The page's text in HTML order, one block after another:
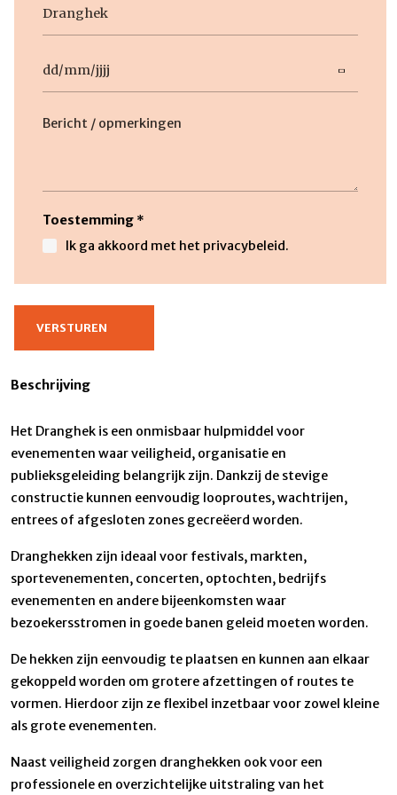
titel
DD
slash
MM
Beschrijving
Toestemming *
Ik ga akkoord met het privacybeleid.
Beschrijving
Het Dranghek is een onmisbaar hulpmiddel voor
evenementen waar veiligheid, organisatie en
publieksgeleiding belangrijk zijn. Dankzij de stevige
constructie kunnen eenvoudig looproutes, wachtrijen,
entrees of afgesloten zones gecreëerd worden.
Dranghekken zijn ideaal voor festivals, markten,
sportevenementen, concerten, optochten, bedrijfs
evenementen en andere bijeenkomsten waar
bezoekersstromen in goede banen geleid moeten worden.
De hekken zijn eenvoudig te plaatsen en kunnen aan elkaar
gekoppeld worden om grotere afzettingen of routes te
vormen. Hierdoor zijn ze flexibel inzetbaar voor zowel kleine
als grote evenementen.
Naast veiligheid zorgen dranghekken ook voor een
professionele en overzichtelijke uitstraling van het